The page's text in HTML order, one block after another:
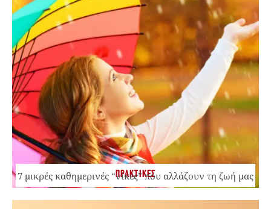
ΠΡΑΚΤΙΚΕΣ
7 μικρές καθημερινές “νίκες” που αλλάζουν τη ζωή μας